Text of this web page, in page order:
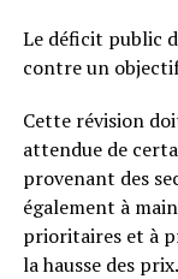
Le déficit public
contre un
Cette révision
attendue de
provenant des
également à
prioritaires et à
la hausse des prix.